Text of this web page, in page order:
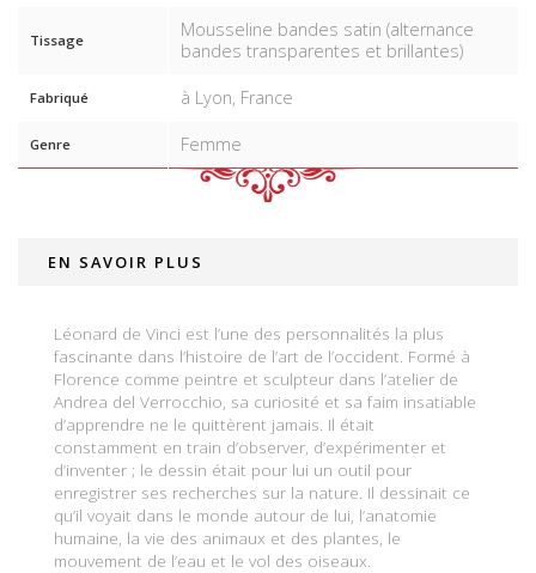
Tissage
Mousseline bandes satin (alternance
bandes transparentes et brillantes)
Fabriqué à Lyon, France
Genre Femme
EN SAVOIR PLUS
Léonard de Vinci est l’une des personnalités la plus
fascinante dans l’histoire de l’art de l’occident. Formé à
Florence comme peintre et sculpteur dans l’atelier de
Andrea del Verrocchio, sa curiosité et sa faim insatiable
d’apprendre ne le quittèrent jamais. Il était
constamment en train d’observer, d’expérimenter et
d’inventer ; le dessin était pour lui un outil pour
enregistrer ses recherches sur la nature. Il dessinait ce
qu’il voyait dans le monde autour de lui, l’anatomie
humaine, la vie des animaux et des plantes, le
mouvement de l’eau et le vol des oiseaux.